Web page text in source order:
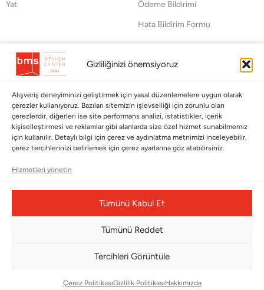
Gizliliğinizi önemsiyoruz
Alışveriş deneyiminizi geliştirmek için yasal düzenlemelere uygun olarak
çerezler kullanıyoruz. Bazıları sitemizin işlevselliği için zorunlu olan
çerezlerdir, diğerleri ise site performans analizi, istatistikler, içerik
kişiselleştirmesi ve reklamlar gibi alanlarda size özel hizmet sunabilmemiz
için kullanılır. Detaylı bilgi için çerez ve aydınlatma metnimizi inceleyebilir,
çerez tercihlerinizi belirlemek için çerez ayarlarına göz atabilirsiniz.
Hizmetleri yönetin
Tümünü Kabul Et
Tümünü Reddet
Tercihleri Görüntüle
Çerez PolitikasıGizlilik PolitikasıHakkımızda
Yat
Ödeme Bildirimi
Hata Bildirim Formu
BÜLTENİMİZE ABONE OLUN
Kayıt olun ve fırsatlardan ilk siz yararlanın!
Bültenimize Abone Olun
Bizi Takip Edin
Çerez Yönetim Paneli